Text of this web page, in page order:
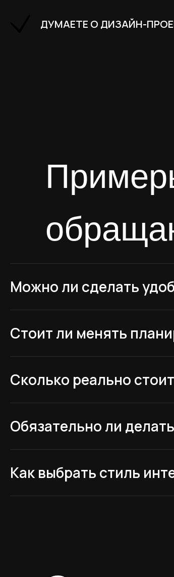
ДУМАЕТЕ О ДИЗАЙН-
Можно ли сделать
Стоит ли менять
Сколько реально
Обязательно ли
Как выбрать стиль
Оставьте свой вопрос и